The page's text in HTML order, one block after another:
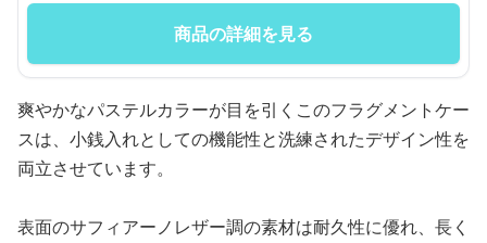
商品の詳細を見る
爽やかなパステルカラーが目を引くこのフラグメントケー
スは、小銭入れとしての機能性と洗練されたデザイン性を
両立させています。
表面のサフィアーノレザー調の素材は耐久性に優れ、長く